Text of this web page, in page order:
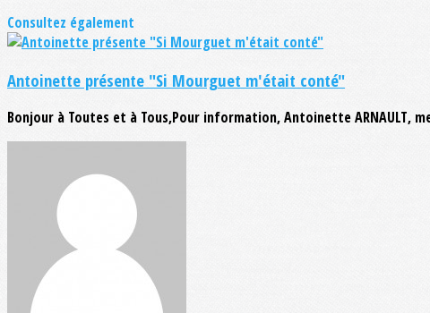
Consultez également
Antoinette présente "Si Mourguet m'était conté"
Bonjour à Toutes et à Tous,Pour information, Antoinette ARNAULT,